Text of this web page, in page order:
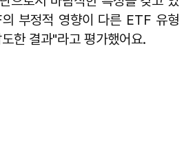
부정적 영향이 다른 ETF 유형
한 결과"라고 평가했어요.